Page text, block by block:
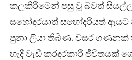
කලකිරීමෙන් පසු වූ බවත්
සහෝදරයාත් සහෝදරියත් ඇයට
පුනා ලියා තිබිණ. වසර ගණනක්
හැදී වැඩී කරදරකාරී ජීවිතයක්